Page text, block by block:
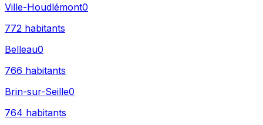
Ville-Houdlémont0
772 habitants
Belleau0
766 habitants
Brin-sur-Seille0
764 habitants